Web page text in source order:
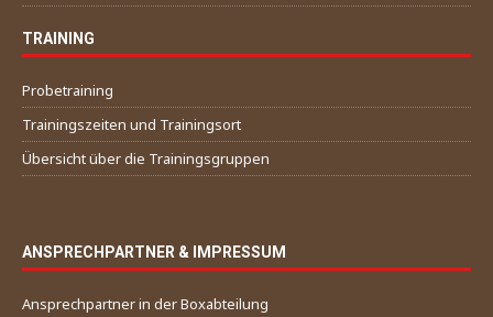
TRAINING
Probetraining
Trainingszeiten und Trainingsort
Übersicht über die Trainingsgruppen
ANSPRECHPARTNER & IMPRESSUM
Ansprechpartner in der Boxabteilung